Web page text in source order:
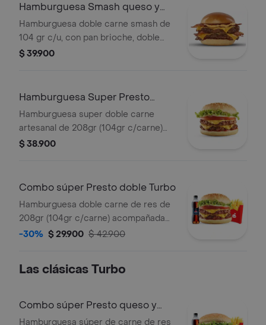
Hamburguesa Smash queso y
tocineta Turbo
Hamburguesa doble carne smash de
104 gr c/u, con pan brioche, doble
tajada de queso cheddar, doble
$ 39.900
Hamburguesa Super Presto
doble Turbo
Hamburguesa super doble carne
artesanal de 208gr (104gr c/carne)
con doble queso, cebolla, tomate,
$ 38.900
Combo súper Presto doble Turbo
Hamburguesa doble carne de res de
208gr (104gr c/carne) acompañada
de unas papas medianas, 1 copa de
-30% $ 29.900 $ 42.900
Las clásicas Turbo
Combo súper Presto queso y
tocineta Turb
Hamburguesa súper de carne de res